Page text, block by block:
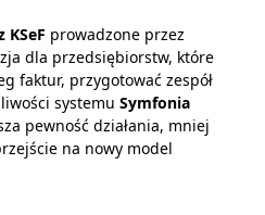
KSeF prowadzone przez
dla przedsiębiorstw, które
faktur, przygotować zespół
systemu Symfonia
pewność działania, mniej
na nowy model